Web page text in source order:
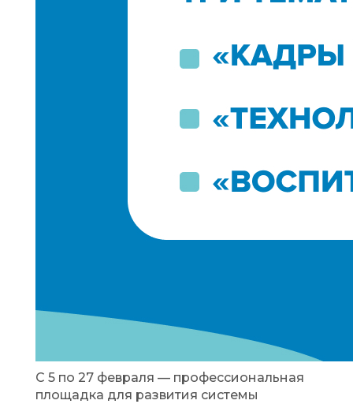
С 5 по 27 февраля — профессиональная
площадка для развития системы